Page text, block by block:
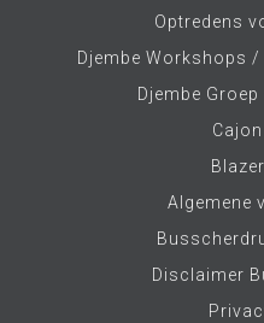
Optredens
Djembe Workshops
Djembe
Algemene
Disclaimer